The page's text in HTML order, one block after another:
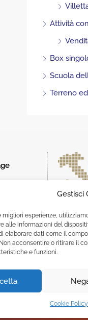
Gestisci
migliori esperienze,
alle informazioni del
elaborare dati come il
acconsentire o ritirare il
e funzioni.
Cookie Policy
Attività
Box
Scuola
Terreno